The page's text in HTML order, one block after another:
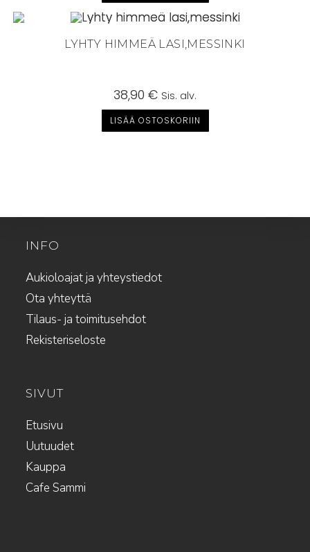
LYHTY HIMMEÄ LASI,MESSINKI
38,90 € Sis. alv.
LISÄÄ OSTOSKORIIN
INFO
Aukioloajat ja yhteystiedot
Ota yhteyttä
Tilaus- ja toimitusehdot
Rekisteriseloste
SIVUT
Etusivu
Uutuudet
Kauppa
Cafe Sammi